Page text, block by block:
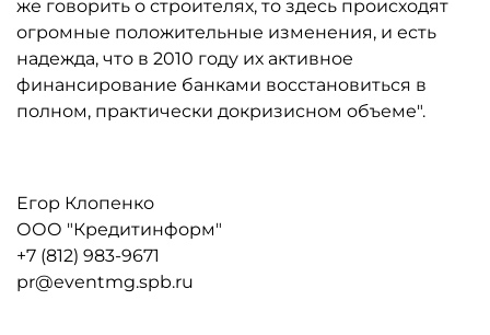
же говорить о строителях, то здесь происходят
огромные положительные изменения, и есть
надежда, что в 2010 году их активное
финансирование банками восстановиться в
полном, практически докризисном объеме".
Егор Клопенко
ООО "Кредитинформ"
+7 (812) 983-9671
pr@eventmg.spb.ru